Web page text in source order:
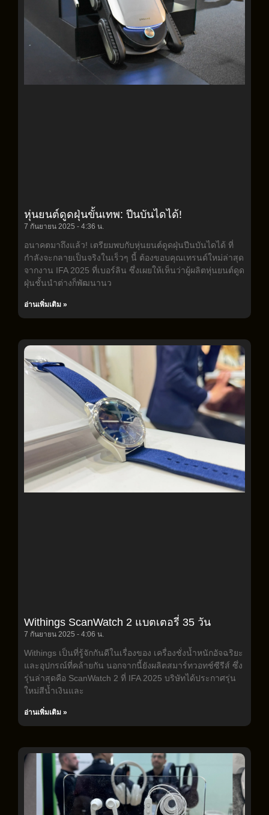
หุ่นยนต์ดูดฝุ่นขั้นเทพ: ปีนบันไดได้!
7 กันยายน 2025 4:36 น.
อนาคตมาถึงแล้ว! เตรียมพบกับหุ่นยนต์ดูดฝุ่นปีนบันไดได้ ที่
กำลังจะกลายเป็นจริงในเร็วๆ นี้ ต้องขอบคุณเทรนด์ใหม่ล่าสุด
จากงาน IFA 2025 ที่เบอร์ลิน ซึ่งเผยให้เห็นว่าผู้ผลิตหุ่นยนต์ดูด
ฝุ่นชั้นนำต่างก็พัฒนานว
อ่านเพิ่มเติม »
Withings ScanWatch 2 แบตเตอรี่ 35 วัน
7 กันยายน 2025 4:06 น.
Withings เป็นที่รู้จักกันดีในเรื่องของ เครื่องชั่งน้ำหนักอัจฉริยะ
และอุปกรณ์ที่คล้ายกัน นอกจากนี้ยังผลิตสมาร์ทวอทช์ซีรีส์ ซึ่ง
รุ่นล่าสุดคือ ScanWatch 2 ที่ IFA 2025 บริษัทได้ประกาศรุ่น
ใหม่สีน้ำเงินและ
อ่านเพิ่มเติม »